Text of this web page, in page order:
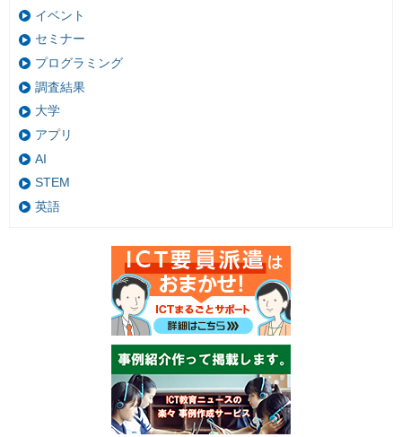
イベント
セミナー
プログラミング
調査結果
大学
アプリ
AI
STEM
英語